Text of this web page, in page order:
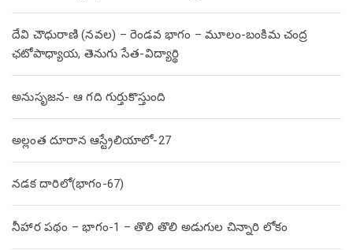
దేవి చౌధురాణి (నవల) – రెండవ భాగం – మూలం-బంకిమ చంద్ర
ఛటోపాధ్యాయ, తెనుగు సేత-విద్యార్థి
అనుసృజన- ఆ గది గుర్తుకొస్తుంది
అల్లంత దూరాన ఆస్ట్రేలియాలో-27
నడక దారిలో(భాగం-67)
నీహార పథం – భాగం-1 – తొలి తొలి అడుగుల చిన్నారి లోకం